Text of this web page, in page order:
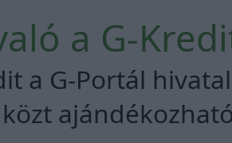
a G-
a G-Portál